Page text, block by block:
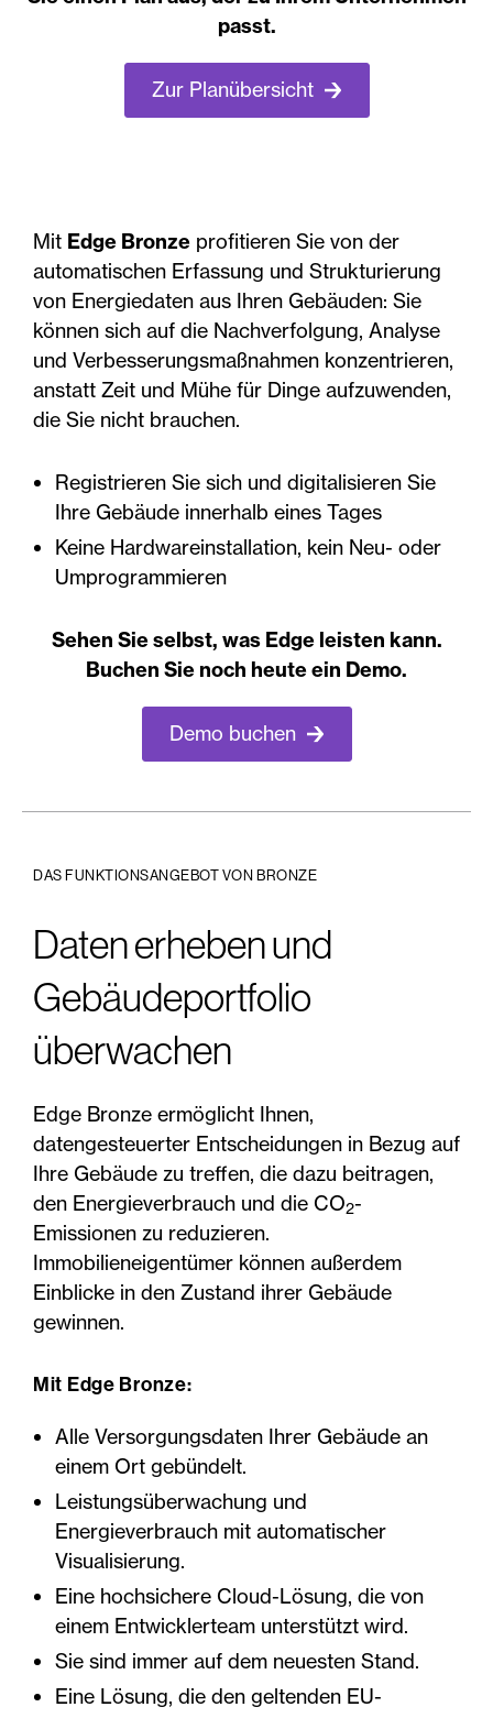
passt.
Zur Planübersicht
Mit Edge Bronze profitieren Sie von der
automatischen Erfassung und Strukturierung
von Energiedaten aus Ihren Gebäuden: Sie
können sich auf die Nachverfolgung, Analyse
und Verbesserungsmaßnahmen konzentrieren,
anstatt Zeit und Mühe für Dinge aufzuwenden,
die Sie nicht brauchen.
Registrieren Sie sich und digitalisieren Sie
Ihre Gebäude innerhalb eines Tages
Keine Hardwareinstallation, kein Neu- oder
Umprogrammieren
Sehen Sie selbst, was Edge leisten kann.
Buchen Sie noch heute ein Demo.
Demo buchen
DAS FUNKTIONSANGEBOT VON BRONZE
Daten erheben und
Gebäudeportfolio
überwachen
Edge Bronze ermöglicht Ihnen,
datengesteuerter Entscheidungen in Bezug auf
Ihre Gebäude zu treffen, die dazu beitragen,
den Energieverbrauch und die CO2-
Emissionen zu reduzieren.
Immobilieneigentümer können außerdem
Einblicke in den Zustand ihrer Gebäude
gewinnen.
Mit Edge Bronze:
Alle Versorgungsdaten Ihrer Gebäude an
einem Ort gebündelt.
Leistungsüberwachung und
Energieverbrauch mit automatischer
Visualisierung.
Eine hochsichere Cloud-Lösung, die von
einem Entwicklerteam unterstützt wird.
Sie sind immer auf dem neuesten Stand.
Eine Lösung, die den geltenden EU-